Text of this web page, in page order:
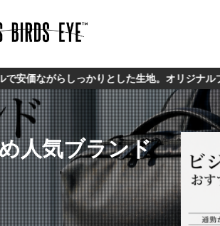
っかりとした生地。オリジナルブランド【VDS
人気ブランド